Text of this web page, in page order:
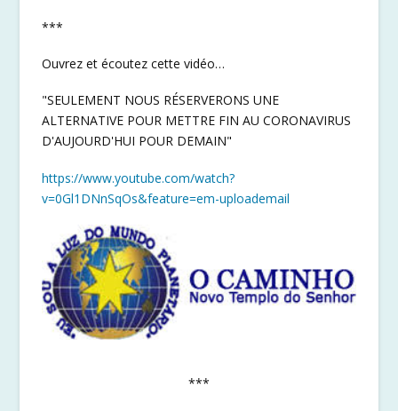
***
Ouvrez et écoutez cette vidéo…
"SEULEMENT NOUS RÉSERVERONS UNE
ALTERNATIVE POUR METTRE FIN AU CORONAVIRUS
D'AUJOURD'HUI POUR DEMAIN"
https://www.youtube.com/watch?
v=0Gl1DNnSqOs&feature=em-uploademail
***